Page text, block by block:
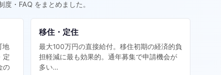
・FAQ をまとめました。
地
定
の
移住・定住
最大100万円の直接給付。移住初期の経済的負
担軽減に最も効果的。通年募集で申請機会が
多い…